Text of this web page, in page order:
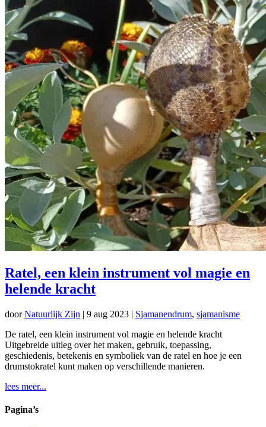
Ratel, een klein instrument vol magie en
helende kracht
doorNatuurlijk Zijn | 9 aug 2023 | Sjamanendrum, sjamanisme
De ratel, een klein instrument vol magie en helende kracht
Uitgebreide uitleg over het maken, gebruik, toepassing,
geschiedenis, betekenis en symboliek van de ratel en hoe je een
drumstokratel kunt maken op verschillende manieren.
lees meer...
Pagina’s